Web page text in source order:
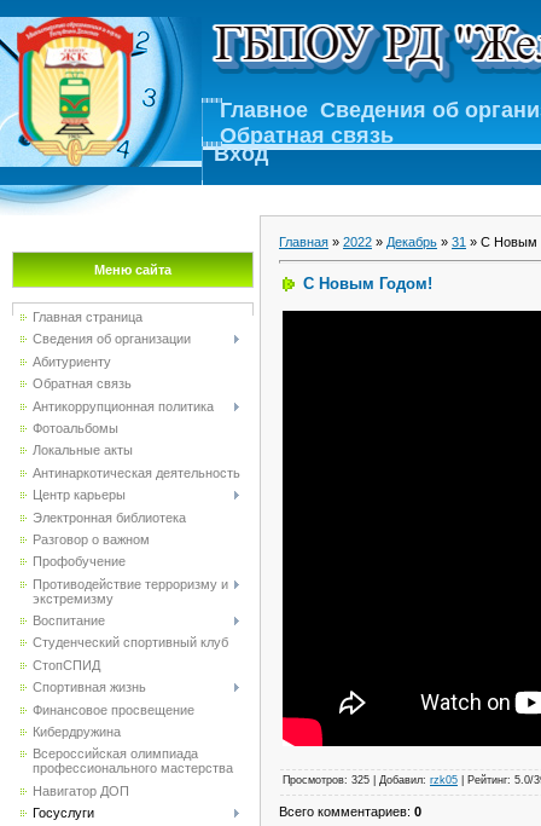
Главное Сведения об
Обратная связь
Вход
Меню сайта
Главная страница
Сведения об организации
Абитуриенту
Обратная связь
Антикоррупционная политика
Фотоальбомы
Локальные акты
Антинаркотическая деятельность
Центр карьеры
Электронная библиотека
Разговор о важном
Профобучение
Противодействие терроризму и
экстремизму
Воспитание
Студенческий спортивный клуб
CтопСПИД
Спортивная жизнь
Финансовое просвещение
Кибердружина
Всероссийская олимпиада
профессионального мастерства
Навигатор ДОП
Госуслуги
Главная » 2022 » Декабрь » 31 » С Новым
С Новым Годом!
Просмотров: 325 Добавил: rzk05 Рейтинг: 5.0/
Всего комментариев: 0